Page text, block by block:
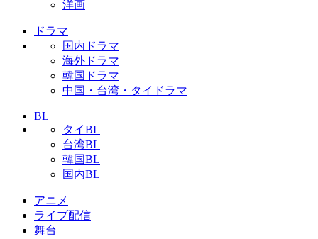
洋画
ドラマ
国内ドラマ
海外ドラマ
韓国ドラマ
中国・台湾・タイドラマ
BL
タイBL
台湾BL
韓国BL
国内BL
アニメ
ライブ配信
舞台